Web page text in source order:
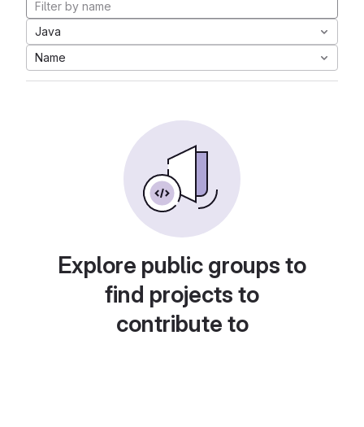
Java
Name
Explore public groups to
find projects to
contribute to